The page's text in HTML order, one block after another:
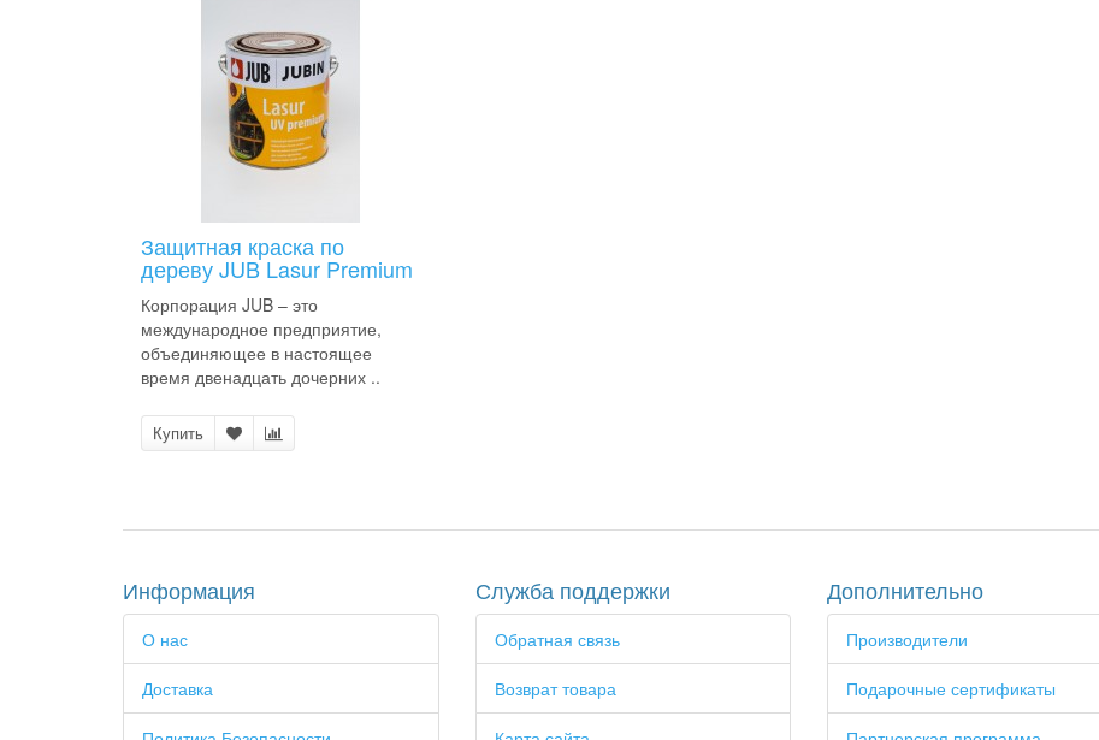
Защитная краска по
дереву JUB Lasur Premium
Корпорация JUB – это
международное предприятие,
объединяющее в настоящее
время двенадцать дочерних ..
Купить
Информация
О нас
Доставка
Служба поддержки
Обратная связь
Возврат товара
Дополнительно
Производители
Подарочные сертификаты